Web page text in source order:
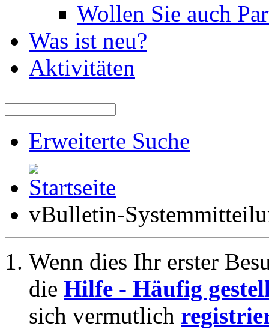
Wollen Sie auch
Was ist neu?
Aktivitäten
Erweiterte Suche
vBulletin-
Wenn dies Ihr erster
die Hilfe - Häufig
sich vermutlich